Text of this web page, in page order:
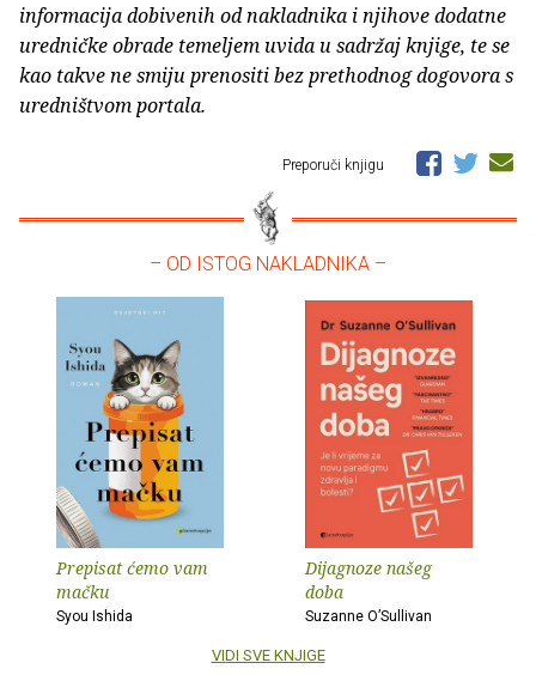
informacija dobivenih od nakladnika i njihove dodatne
uredničke obrade temeljem uvida u sadržaj knjige, te se
kao takve ne smiju prenositi bez prethodnog dogovora s
uredništvom portala.
Preporuči knjigu
– OD ISTOG NAKLADNIKA –
Prepisat ćemo vam
mačku
Syou Ishida
Dijagnoze našeg
doba
Suzanne O’Sullivan
VIDI SVE KNJIGE